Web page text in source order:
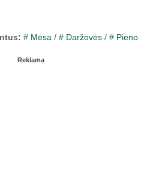
# Mėsa / # Daržovės / # Pieno
Reklama